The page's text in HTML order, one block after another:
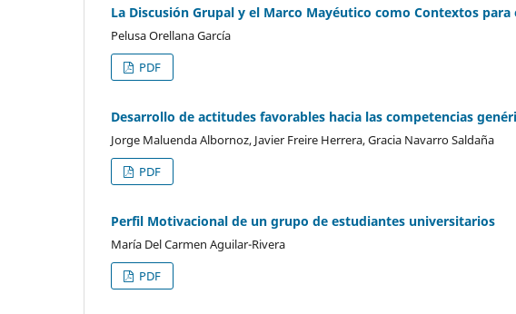
La Discusión Grupal y el Marco Mayéutico como Contextos
Pelusa Orellana García
PDF
Desarrollo de actitudes favorables hacia las competencias
Jorge Maluenda Albornoz, Javier Freire Herrera, Gracia Navarro Saldaña
PDF
Perfil Motivacional de un grupo de estudiantes universitarios
María Del Carmen Aguilar-Rivera
PDF